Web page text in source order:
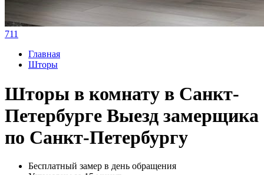
711
Главная
Шторы
Шторы в комнату в Санкт-
Петербурге Выезд замерщика
по Санкт-Петербургу
Бесплатный замер в день обращения